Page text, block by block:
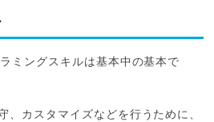
ミングスキルは基本中の基本で
、カスタマイズなどを行うために、